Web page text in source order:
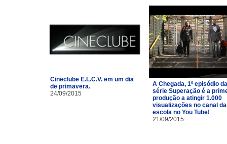
Cineclube E.L.C.V. em um dia
de primavera.
24/09/2015
A Chegada, 1º episódio
série Superação é a
produção a atingir 1.000
visualizações no canal da
escola no You Tube!
21/09/2015